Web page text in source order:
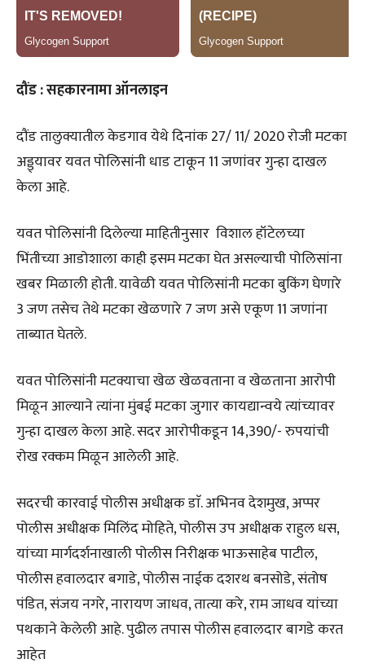
दौंड : सहकारनामा ऑनलाइन
दौंड तालुक्यातील केडगाव येथे दिनांक 27/ 11/ 2020 रोजी मटका
अड्ड्यावर यवत पोलिसांनी धाड टाकून 11 जणांवर गुन्हा दाखल
केला आहे.
यवत पोलिसांनी दिलेल्या माहितीनुसार विशाल हॉटेलच्या
भिंतीच्या आडोशाला काही इसम मटका घेत असल्याची पोलिसांना
खबर मिळाली होती. यावेळी यवत पोलिसांनी मटका बुकिंग घेणारे
3 जण तसेच तेथे मटका खेळणारे 7 जण असे एकूण 11 जणांना
ताब्यात घेतले.
यवत पोलिसांनी मटक्याचा खेळ खेळवताना व खेळताना आरोपी
मिळून आल्याने त्यांना मुंबई मटका जुगार कायद्यान्वये त्यांच्यावर
गुन्हा दाखल केला आहे. सदर आरोपीकडून 14,390/- रुपयांची
रोख रक्कम मिळून आलेली आहे.
सदरची कारवाई पोलीस अधीक्षक डाॅ. अभिनव देशमुख, अप्पर
पोलीस अधीक्षक मिलिंद मोहिते, पोलीस उप अधीक्षक राहुल धस,
यांच्या मार्गदर्शनाखाली पोलीस निरीक्षक भाऊसाहेब पाटील,
पोलीस हवालदार बगाडे, पोलीस नाईक दशरथ बनसोडे, संतोष
पंडित, संजय नगरे, नारायण जाधव, तात्या करे, राम जाधव यांच्या
पथकाने केलेली आहे. पुढील तपास पोलीस हवालदार बागडे करत
आहेत